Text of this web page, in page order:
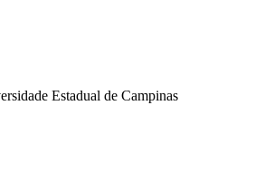
Estadual de Campinas